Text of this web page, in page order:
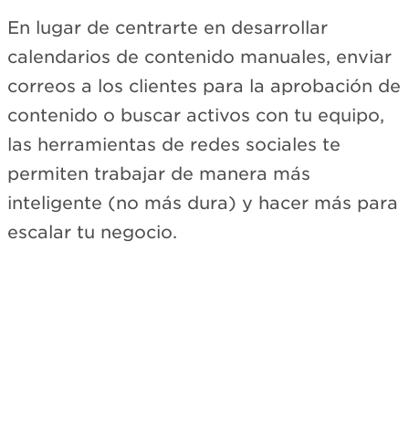
En lugar de centrarte en desarrollar
calendarios de contenido manuales, enviar
correos a los clientes para la aprobación de
contenido o buscar activos con tu equipo,
las herramientas de redes sociales te
permiten trabajar de manera más
inteligente (no más dura) y hacer más para
escalar tu negocio.